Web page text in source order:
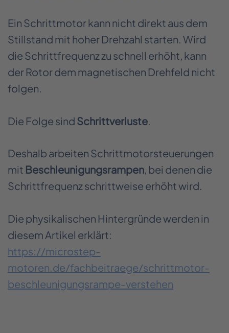
Ein Schrittmotor kann nicht direkt aus dem
Stillstand mit hoher Drehzahl starten. Wird
die Schrittfrequenz zu schnell erhöht, kann
der Rotor dem magnetischen Drehfeld nicht
folgen.
Die Folge sind Schrittverluste
Deshalb arbeiten Schrittmotorsteuerungen
mit Beschleunigungsrampen, bei denen die
Schrittfrequenz schrittweise erhöht wird.
Die physikalischen Hintergründe werden in
diesem Artikel erklärt:
https://microstep-
motoren.de/fachbeitraege/schrittmotor-
beschleunigungsrampe-verstehen